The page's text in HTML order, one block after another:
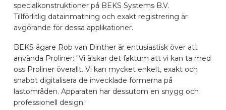
specialkonstruktioner på BEKS Systems B.V.
Tillförlitlig datainmatning och exakt registrering är
avgörande för dessa applikationer.
BEKS ägare Rob van Dinther är entusiastisk över att
använda Proliner: "Vi älskar det faktum att vi kan ta med
oss Proliner överallt. Vi kan mycket enkelt, exakt och
snabbt digitalisera de invecklade formerna på
lastområden. Apparaten har dessutom en snygg och
professionell design."